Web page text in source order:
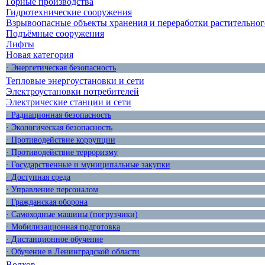
Гидротехнические сооружения
Взрывоопасные объекты хранения и переработки
Подъёмные сооружения
Лифты
Новая категория
· Энергетическая безопасность
Тепловые энергоустановки и сети
Электроустановки потребителей
Электрические станции и сети
· Радиационная безопасность
· Экологическая безопасность
· Противодействие коррупции
· Противодействие терроризму
· Государственные и муниципальные закупки
· Доступная среда
· Управление персоналом
· Гражданская оборона
· Самоходные машины (погрузчики)
· Мобилизационная подготовка
· Дистанционное обучение
· Обучение в Ленинградской области